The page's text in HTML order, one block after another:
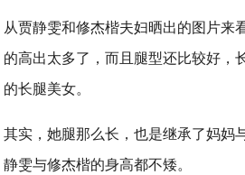
从贾静雯和修杰楷夫妇晒出的图片来
的高出太多了，而且腿型还比较好，
的长腿美女。
其实，她腿那么长，也是继承了妈妈
静雯与修杰楷的身高都不矮。